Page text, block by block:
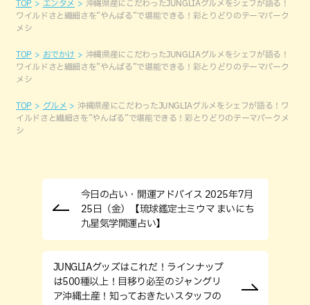
TOP エンタメ
沖縄県産にこだわったJUNGLIAグルメをシェフが語る！
ワイルドさと繊細さを”やんばる”で堪能できる！彩とりどりのテーマパーク
メシ
TOP おでかけ
沖縄県産にこだわったJUNGLIAグルメをシェフが語る！
ワイルドさと繊細さを”やんばる”で堪能できる！彩とりどりのテーマパーク
メシ
TOP グルメ
沖縄県産にこだわったJUNGLIAグルメをシェフが語る！ワ
イルドさと繊細さを”やんばる”で堪能できる！彩とりどりのテーマパークメ
シ
今日の占い・開運アドバイス 2025年7月
25日（金）【琉球鑑定士ミウマ まいにち
九星気学開運占い】
JUNGLIAグッズはこれだ！ラインナップ
は500種以上！目移り必至のジャングリ
ア沖縄土産！知っておきたいスタッフの